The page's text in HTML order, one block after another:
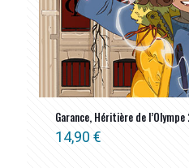
Garance, Héritière de
14,90 €